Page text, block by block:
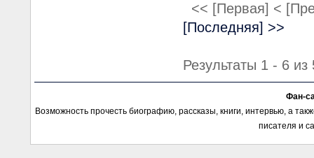
<< [Первая] <
[Последняя] >>
Результаты 1 - 6 из
Фан-
Возможность прочесть биографию, рассказы, книги, интервью, а
писателя и